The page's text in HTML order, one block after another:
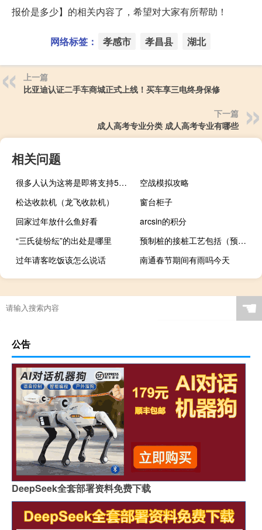
报价是多少】的相关内容了，希望对大家有所帮助！
网络标签： 孝感市 孝昌县 湖北
上一篇
比亚迪认证二手车商城正式上线！买车享三电终身保修
下一篇
成人高考专业分类 成人高考专业有哪些
相关问题
很多人认为这将是即将支持5G的RedmiK30系列
空战模拟攻略
松达收款机（龙飞收款机）
窗台柜子
回家过年放什么鱼好看
arcsin的积分
“三氏徒纷纭”的出处是哪里
预制桩的接桩工艺包括（预制桩）
过年请客吃饭该怎么说话
南通春节期间有雨吗今天
☚
公告
DeepSeek全套部署资料免费下载